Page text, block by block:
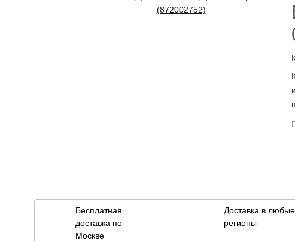
Бесплатная
доставка по
Москве
Доставка в любые
регионы